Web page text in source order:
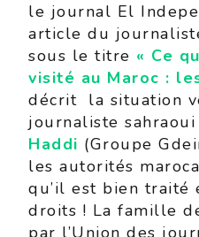
le journal El
article du
sous le titre « Ce
visité au Maroc :
décrit la situation
journaliste sahraoui
Haddi (Groupe
les autorités
qu’il est bien traité
droits ! La famille